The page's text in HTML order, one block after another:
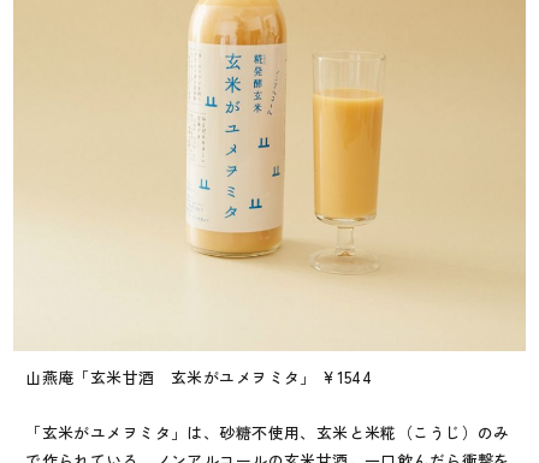
山燕庵「玄米甘酒 玄米がユメヲミタ」 ¥1544
「玄米がユメヲミタ」は、砂糖不使用、玄米と米糀（こうじ）のみ